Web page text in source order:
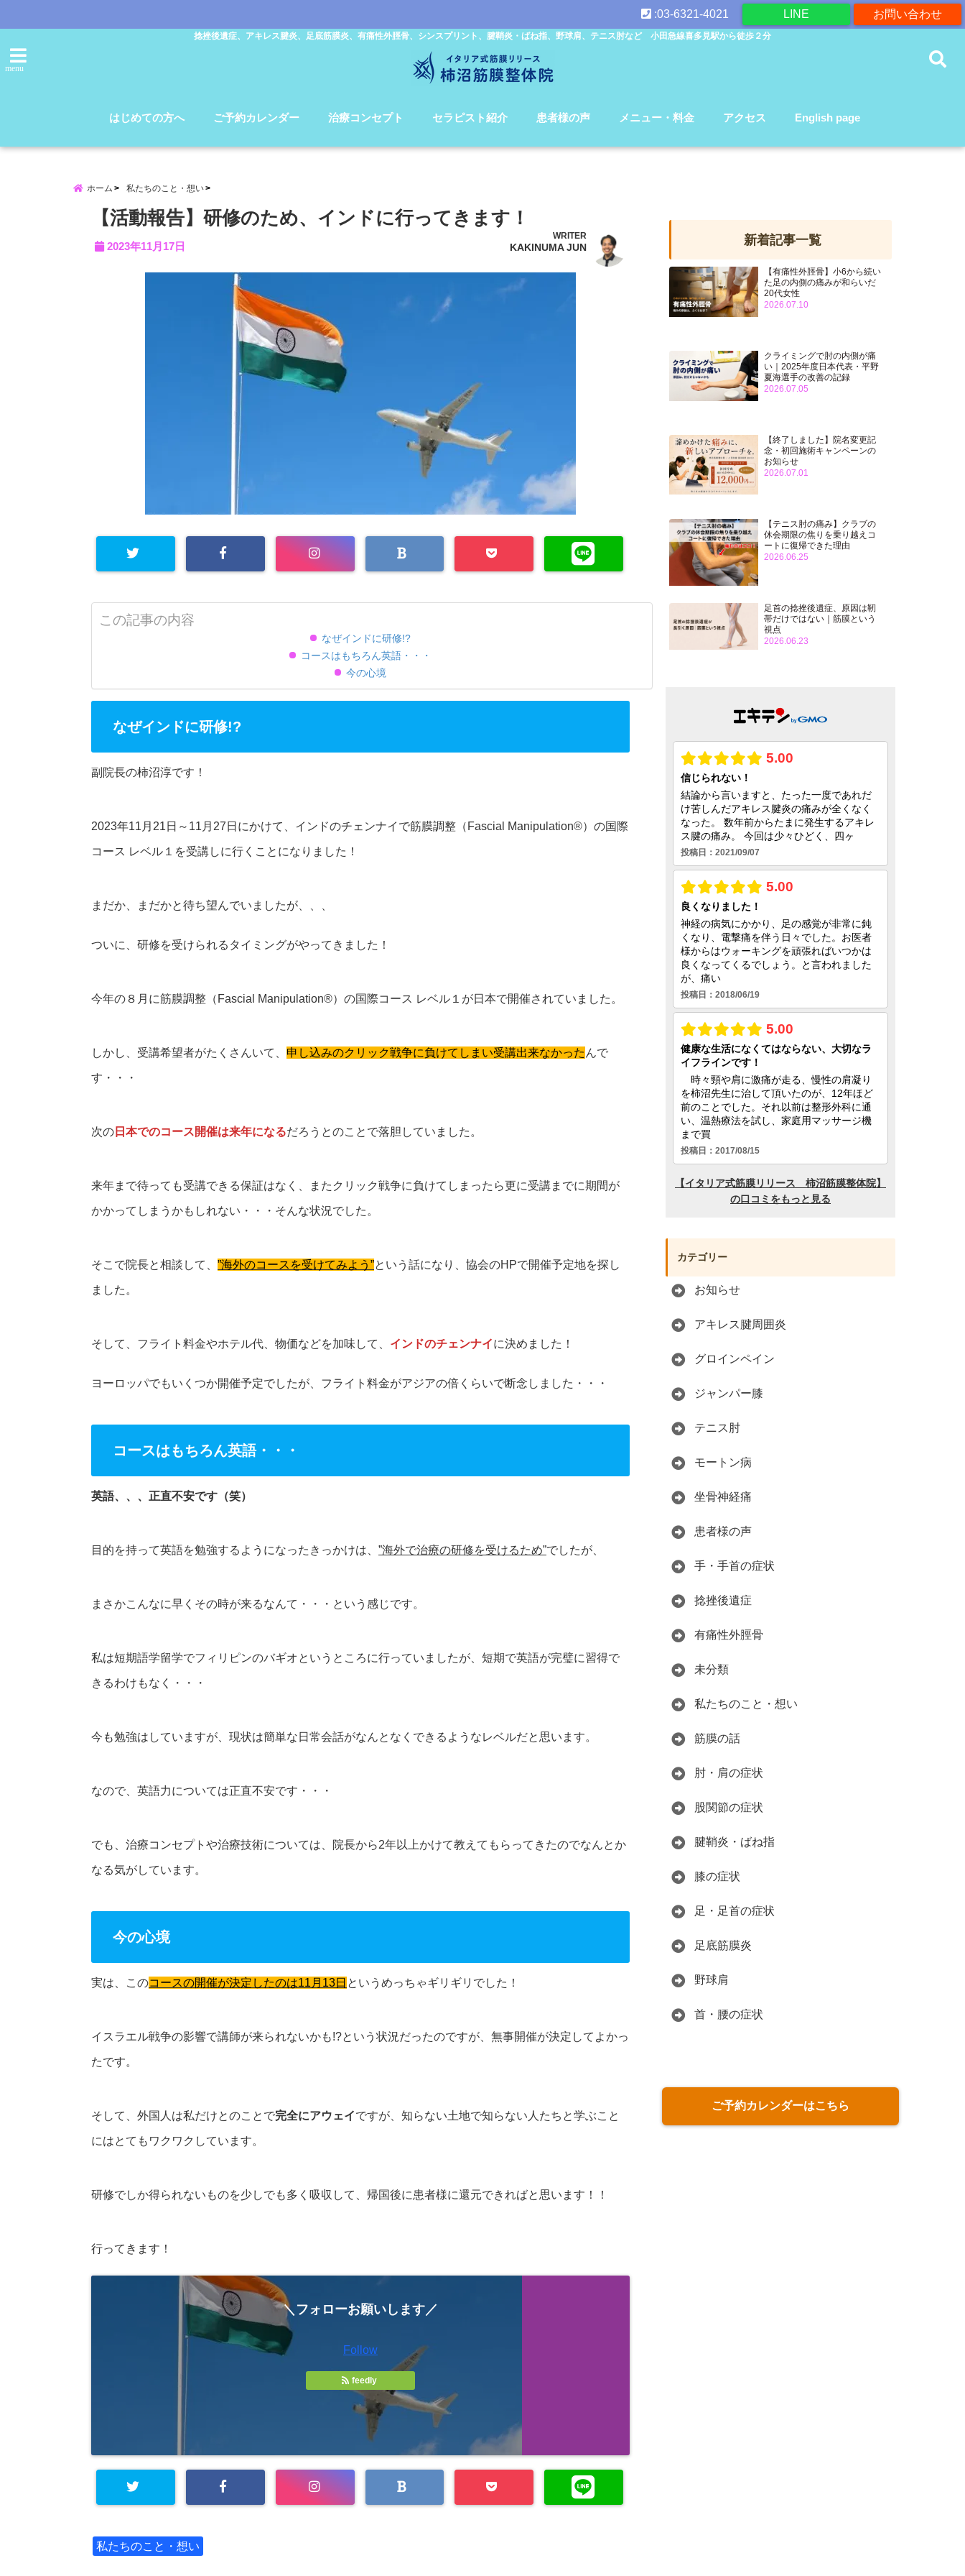
お問い合わせ
LINE
:03-6321-4021
捻挫後遺症、アキレス腱炎、足底筋膜炎、有痛性外脛骨、シンスプリント、腱鞘炎・ばね指、野球肩、テニス肘など 小田急線喜多見駅から徒歩２分
menu
はじめての方へ ご予約カレンダー 治療コンセプト セラピスト紹介 患者様の声 メニュー・料金 アクセス English page
ホーム 私たちのこと・想い
【活動報告】研修のため、インドに行ってきます！
2023年11月17日
WRITER
KAKINUMA JUN
この記事の内容
なぜインドに研修!?
コースはもちろん英語・・・
今の心境
なぜインドに研修!?
副院長の柿沼淳です！
2023年11月21日～11月27日にかけて、インドのチェンナイで筋膜調整（Fascial Manipulation®）の国際
コース レベル１を受講しに行くことになりました！
まだか、まだかと待ち望んでいましたが、、、
ついに、研修を受けられるタイミングがやってきました！
今年の８月に筋膜調整（Fascial Manipulation®）の国際コース レベル１が日本で開催されていました。
しかし、受講希望者がたくさんいて、 申し込みのクリック戦争に負けてしまい受講出来なかった んで
す・・・
次の 日本でのコース開催は来年になるだろうとのことで落胆していました。
来年まで待っても受講できる保証はなく、またクリック戦争に負けてしまったら更に受講までに期間が
かかってしまうかもしれない・・・そんな状況でした。
そこで院長と相談して、 ”海外のコースを受けてみよう”という話になり、協会のHPで開催予定地を探し
ました。
そして、フライト料金やホテル代、物価などを加味して、 インドのチェンナイに決めました！
ヨーロッパでもいくつか開催予定でしたが、フライト料金がアジアの倍くらいで断念しました・・・
コースはもちろん英語・・・
英語、、、正直不安です（笑）
目的を持って英語を勉強するようになったきっかけは、 ”海外で治療の研修を受けるため”でしたが、
まさかこんなに早くその時が来るなんて・・・という感じです。
私は短期語学留学でフィリピンのバギオというところに行っていましたが、短期で英語が完璧に習得で
きるわけもなく・・・
今も勉強はしていますが、現状は簡単な日常会話がなんとなくできるようなレベルだと思います。
なので、英語力については正直不安です・・・
でも、治療コンセプトや治療技術については、院長から2年以上かけて教えてもらってきたのでなんとか
なる気がしています。
今の心境
実は、このコースの開催が決定したのは11月13日 というめっちゃギリギリでした！
イスラエル戦争の影響で講師が来られないかも!?という状況だったのですが、無事開催が決定してよかっ
たです。
そして、外国人は私だけとのことで完全にアウェイですが、知らない土地で知らない人たちと学ぶこと
にはとてもワクワクしています。
研修でしか得られないものを少しでも多く吸収して、帰国後に患者様に還元できればと思います！！
行ってきます！
＼フォローお願いします／
Follow
feedly
私たちのこと・想い
新着記事一覧
【有痛性外脛骨】小6から続い
た足の内側の痛みが和らいだ
20代女性
2026.07.10
クライミングで肘の内側が痛
い｜2025年度日本代表・平野
夏海選手の改善の記録
2026.07.05
【終了しました】院名変更記
念・初回施術キャンペーンの
お知らせ
2026.07.01
【テニス肘の痛み】クラブの
休会期限の焦りを乗り越えコ
ートに復帰できた理由
2026.06.25
足首の捻挫後遺症、原因は靭
帯だけではない｜筋膜という
視点
2026.06.23
カテゴリー
お知らせ
アキレス腱周囲炎
グロインペイン
ジャンパー膝
テニス肘
モートン病
坐骨神経痛
患者様の声
手・手首の症状
捻挫後遺症
有痛性外脛骨
未分類
私たちのこと・想い
筋膜の話
肘・肩の症状
股関節の症状
腱鞘炎・ばね指
膝の症状
足・足首の症状
足底筋膜炎
野球肩
首・腰の症状
ご予約カレンダーはこちら